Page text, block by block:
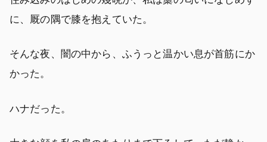
に、厩の隅で膝を抱えていた。
そんな夜、闇の中から、ふうっと温かい息が首筋にか
かった。
ハナだった。